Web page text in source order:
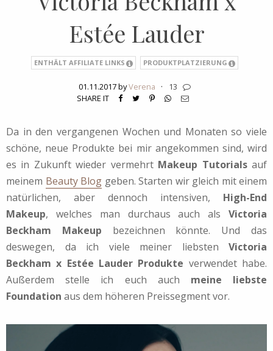
Estée Lauder
ENTHÄLT AFFILIATE LINKS PRODUKTPLATZIERUNG
01.11.2017 byVerena ·
13
SHARE IT
Da in den vergangenen Wochen und Monaten so viele
schöne, neue Produkte bei mir angekommen sind, wird
es in Zukunft wieder vermehrt Makeup Tutorialsauf
meinem Beauty Blog geben. Starten wir gleich mit einem
natürlichen, aber dennoch intensiven, High-End
Makeup, welches man durchaus auch als Victoria
Beckham Makeup bezeichnen könnte. Und das
deswegen, da ich viele meiner liebsten Victoria
Beckham x Estée Lauder Produkte verwendet habe.
Außerdem stelle ich euch auch meine liebste
Foundation aus dem höheren Preissegment vor.